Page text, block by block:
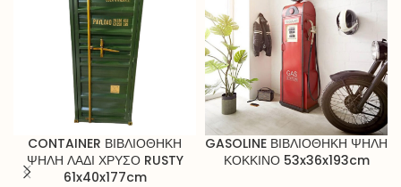
CONTAINER ΒΙΒΛΙΟΘΗΚΗ
ΨΗΛΗ ΛΑΔΙ ΧΡΥΣΟ RUSTY
61x40x177cm
GASOLINE ΒΙΒΛΙΟΘΗΚΗ ΨΗΛΗ
ΚΟΚΚΙΝΟ 53x36x193cm